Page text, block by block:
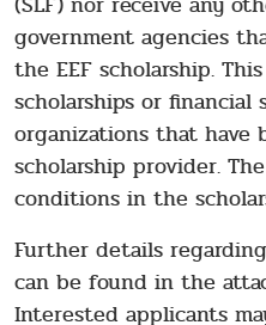
government agencies
the EEF scholarship.
scholarships or
organizations that have
scholarship provider.
conditions in the
Further details
can be found in the
Interested applicants